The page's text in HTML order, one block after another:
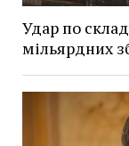
Удар по
мільярдних